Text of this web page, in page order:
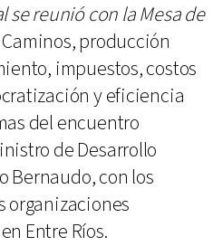
se reunió con la Mesa de
Caminos, producción
impuestos, costos
y eficiencia
del encuentro
de Desarrollo
Bernaudo, con los
organizaciones
Entre Ríos.